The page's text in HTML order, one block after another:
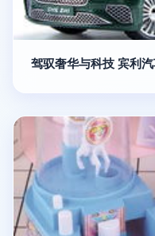
驾驭奢华与科技 宾利